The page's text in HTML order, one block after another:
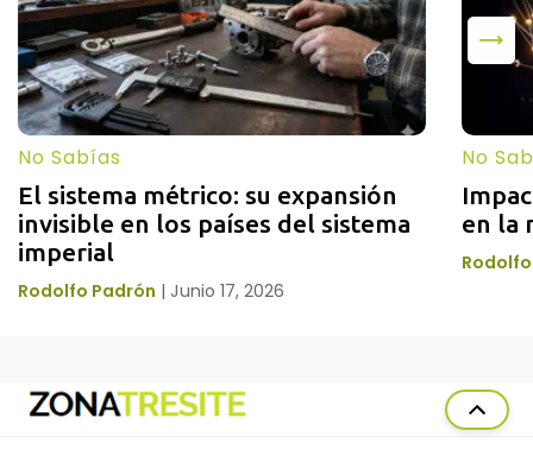
No Sabías
El sistema métrico: su expansión
invisible en los países del sistema
imperial
Rodolfo Padrón | Junio 17, 2026
No
en la